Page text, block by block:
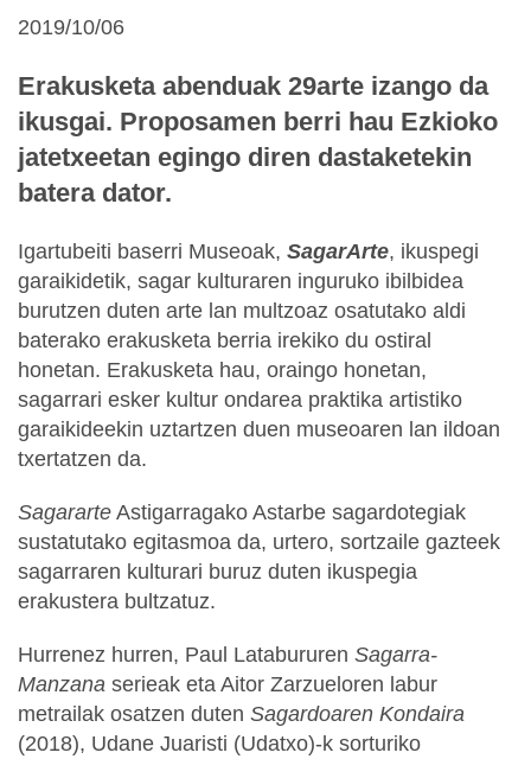
2019/10/06
Erakusketa abenduak 29arte izango da
ikusgai. Proposamen berri hau Ezkioko
jatetxeetan egingo diren dastaketekin
batera dator.
Igartubeiti baserri Museoak, SagarArte, ikuspegi
garaikidetik, sagar kulturaren inguruko ibilbidea
burutzen duten arte lan multzoaz osatutako aldi
baterako erakusketa berria irekiko du ostiral
honetan. Erakusketa hau, oraingo honetan,
sagarrari esker kultur ondarea praktika artistiko
garaikideekin uztartzen duen museoaren lan ildoan
txertatzen da.
Sagararte Astigarragako Astarbe sagardotegiak
sustatutako egitasmoa da, urtero, sortzaile gazteek
sagarraren kulturari buruz duten ikuspegia
erakustera bultzatuz.
Hurrenez hurren, Paul Latabururen Sagarra-
Manzana serieak eta Aitor Zarzueloren labur
metrailak osatzen duten Sagardoaren Kondaira
(2018), Udane Juaristi (Udatxo)-k sorturiko